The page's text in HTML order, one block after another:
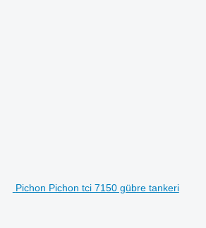
Pichon Pichon tci 7150 gübre tankeri